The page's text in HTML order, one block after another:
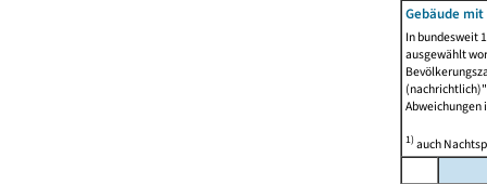
Gebäude
In bundesweit
ausgewählt
Abweichungen
1)auch